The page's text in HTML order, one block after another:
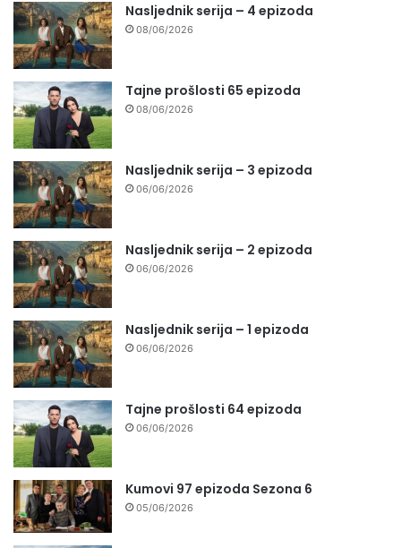
Nasljednik serija – 4 epizoda
08/06/2026
Tajne prošlosti 65 epizoda
08/06/2026
Nasljednik serija – 3 epizoda
06/06/2026
Nasljednik serija – 2 epizoda
06/06/2026
Nasljednik serija – 1 epizoda
06/06/2026
Tajne prošlosti 64 epizoda
06/06/2026
Kumovi 97 epizoda Sezona 6
05/06/2026